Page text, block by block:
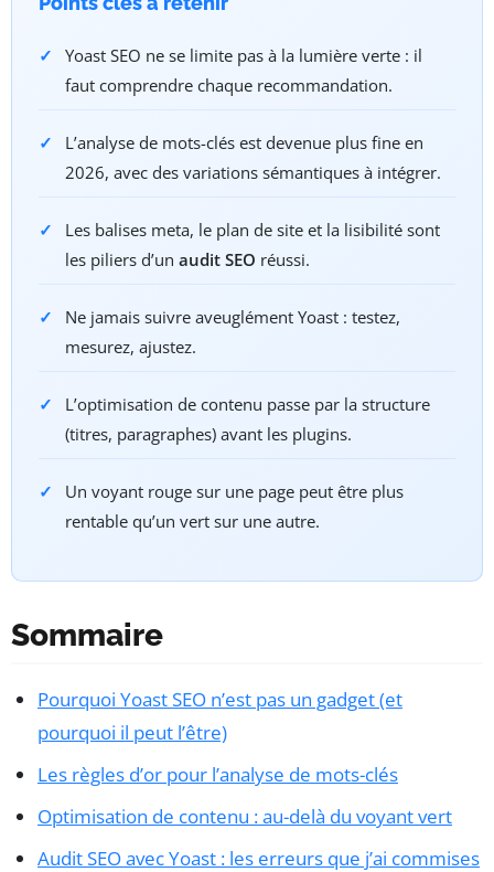
Yoast SEO ne se limite pas à la lumière verte : il
faut comprendre chaque recommandation.
L’analyse de mots-clés est devenue plus fine en
2026, avec des variations sémantiques à intégrer.
Les balises meta, le plan de site et la lisibilité sont
les piliers d’un audit SEO réussi.
Ne jamais suivre aveuglément Yoast : testez,
mesurez, ajustez.
L’optimisation de contenu passe par la structure
(titres, paragraphes) avant les plugins.
Un voyant rouge sur une page peut être plus
rentable qu’un vert sur une autre.
Sommaire
Pourquoi Yoast SEO n’est pas un gadget (et
pourquoi il peut l’être)
Les règles d’or pour l’analyse de mots-clés
Optimisation de contenu : au-delà du voyant vert
Audit SEO avec Yoast : les erreurs que j’ai commises